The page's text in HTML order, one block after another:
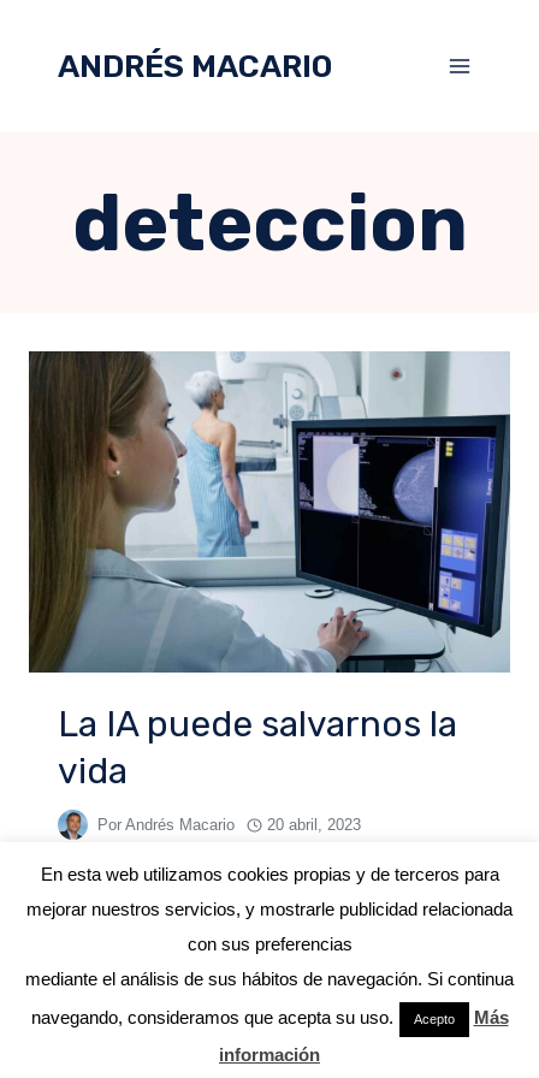
ANDRÉS MACARIO
deteccion
La IA puede salvarnos la
vida
Por Andrés Macario 20 abril, 2023
© 2026 ANDRÉS MACARIO
En esta web utilizamos cookies propias y de terceros para
mejorar nuestros servicios, y mostrarle publicidad relacionada
con sus preferencias
mediante el análisis de sus hábitos de navegación. Si continua
navegando, consideramos que acepta su uso.
Acepto
Más
información